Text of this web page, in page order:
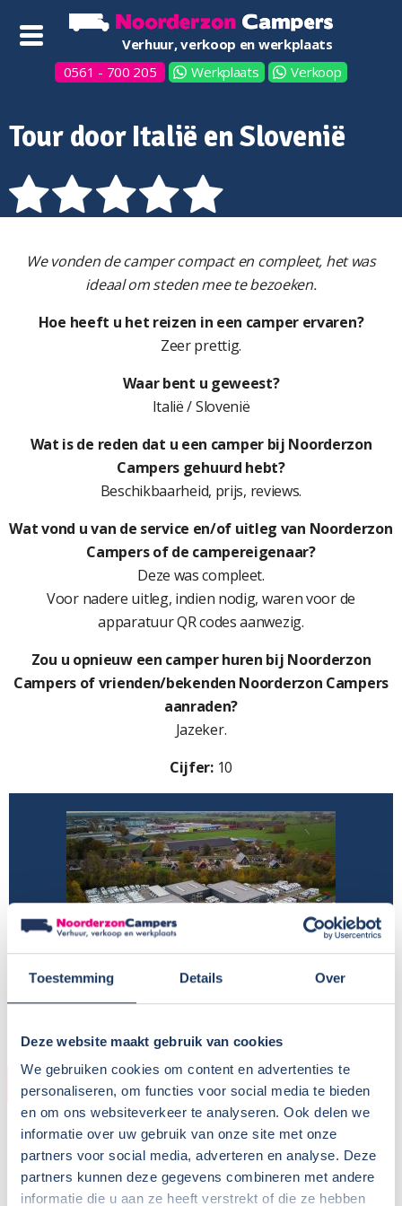
Toestemming Details Over
Deze website maakt gebruik van cookies
We gebruiken cookies om content en advertenties te
personaliseren, om functies voor social media te bieden
en om ons websiteverkeer te analyseren. Ook delen we
informatie over uw gebruik van onze site met onze
partners voor social media, adverteren en analyse. Deze
partners kunnen deze gegevens combineren met andere
informatie die u aan ze heeft verstrekt of die ze hebben
Verhuur, verkoop en werkplaats
0561 - 700 205
Werkplaats Verkoop
Tour door Italië en Slovenië
We vonden de camper compact en compleet, het was
ideaal om steden mee te bezoeken.
Hoe heeft u het reizen in een camper ervaren?
Zeer prettig.
Waar bent u geweest?
Italië / Slovenië
Wat is de reden dat u een camper bij Noorderzon
Campers gehuurd hebt?
Beschikbaarheid, prijs, reviews.
Wat vond u van de service en/of uitleg van Noorderzon
Campers of de campereigenaar?
Deze was compleet.
Voor nadere uitleg, indien nodig, waren voor de
apparatuur QR codes aanwezig.
Zou u opnieuw een camper huren bij Noorderzon
Campers of vrienden/bekenden Noorderzon Campers
aanraden?
Jazeker.
Cijfer:10
HUURDER
Naam:
Tom
Plaats / Provincie: Gelderland
Periode:
September 2024